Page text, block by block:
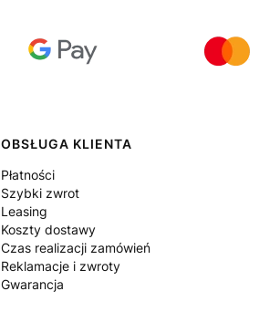
OBSŁUGA KLIENTA
Płatności
Szybki zwrot
Leasing
Koszty dostawy
Czas realizacji zamówień
Reklamacje i zwroty
Gwarancja